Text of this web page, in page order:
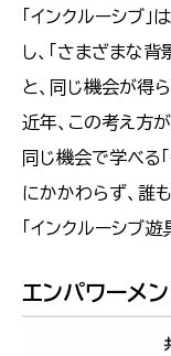
「インクルーシブ」
し、「さまざまな
と、同じ機会が得
近年、この考え方
同じ機会で学べる
にかかわらず、誰
「インクルーシブ
エンパワーメ